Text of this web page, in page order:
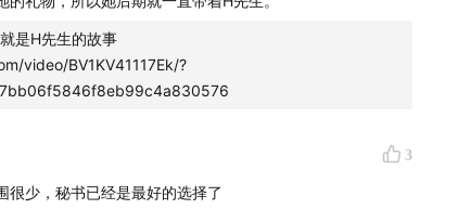
是H先生的故事
video/BV1KV41117Ek/?
3
很少，秘书已经是最好的选择了